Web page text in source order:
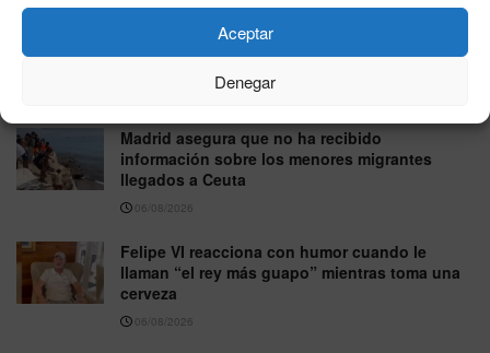
Aceptar
Denegar
Viajar de España a Italia ya no es igual:
controles de pasaporte y colas de hasta 90
Madrid asegura que no ha recibido
información sobre los menores migrantes
llegados a Ceuta
06/08/2026
Felipe VI reacciona con humor cuando le
llaman “el rey más guapo” mientras toma una
cerveza
06/08/2026